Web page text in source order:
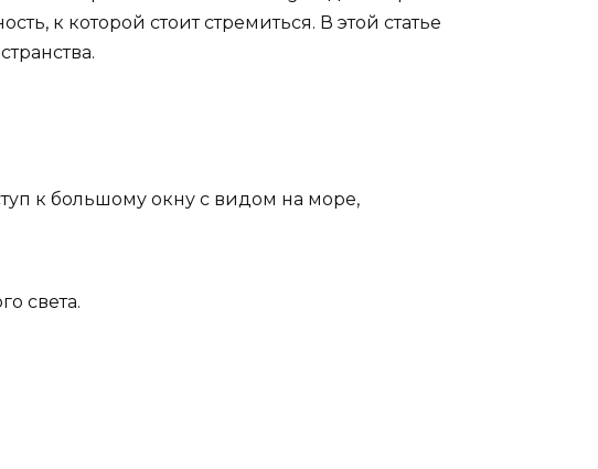
к которой стоит стремиться. В этой статье
к большому окну с видом на море,
света.